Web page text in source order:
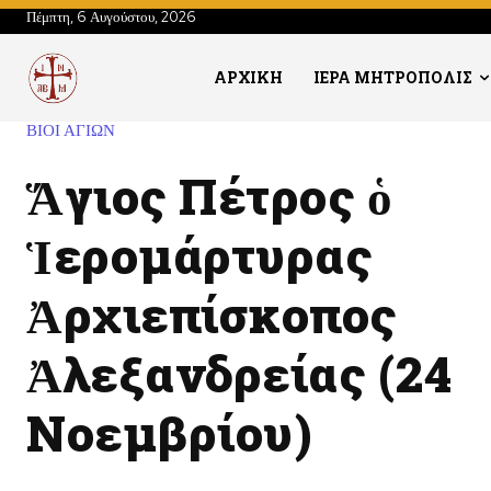
Πέμπτη, 6 Αυγούστου, 2026
ΑΡΧΙΚΗ ΙΕΡΑ ΜΗΤΡΟΠΟΛΙΣ
ΒΙΟΙ ΑΓΙΩΝ
Ἅγιος Πέτρος ὁ
Ἱερομάρτυρας
Ἀρχιεπίσκοπος
Ἀλεξανδρείας (24
Νοεμβρίου)